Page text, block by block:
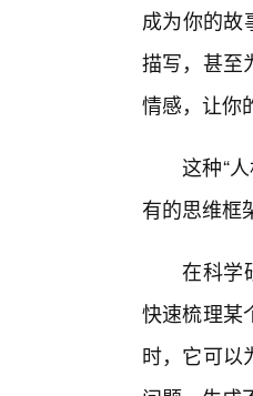
成为你的故
描写，甚至
情感，让你
这种“
有的思维框
在科学
快速梳理某
时，它可以